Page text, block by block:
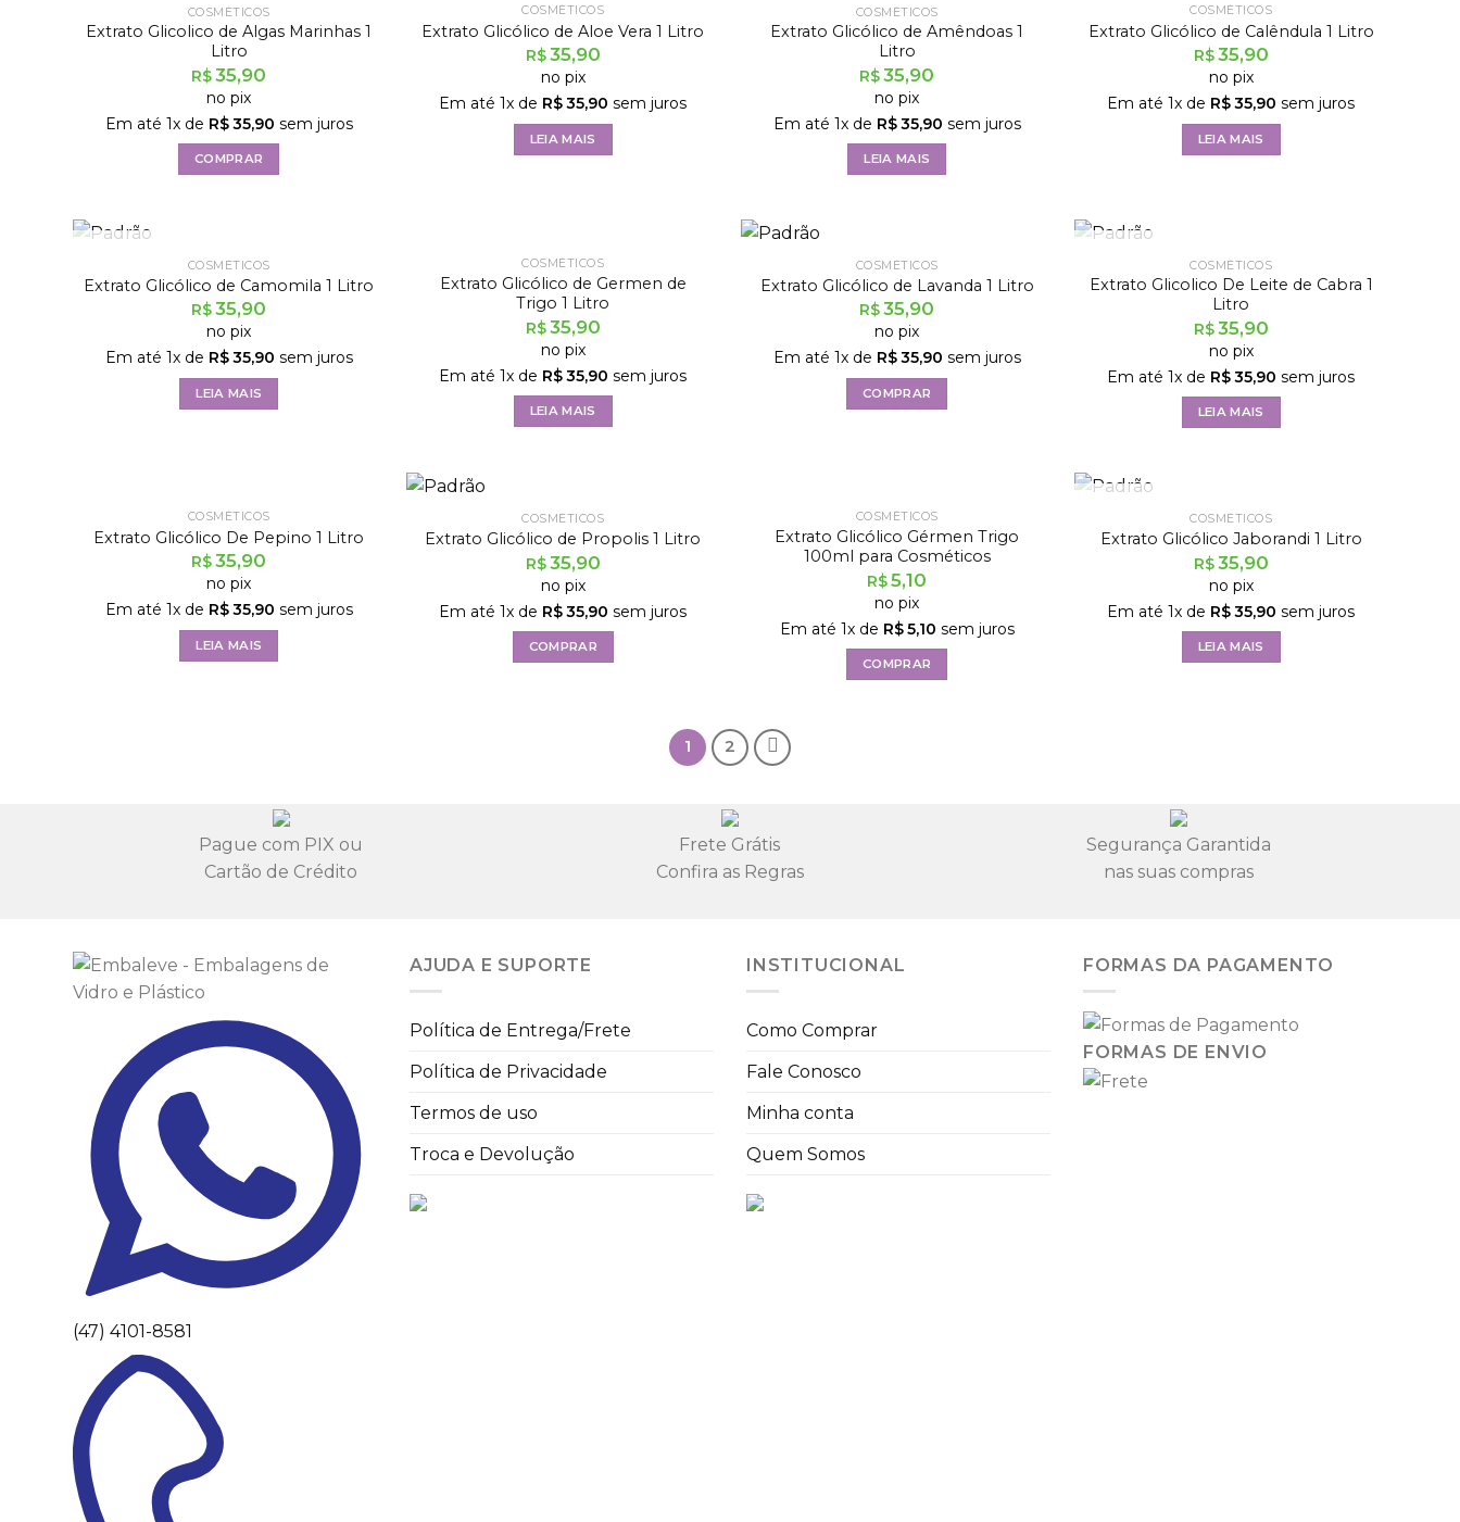
COSMÉTICOS
Extrato Glicolico de Algas Marinhas 1
Litro
R$35,90
no pix
Em até 1x de R$35,90 sem juros
COMPRAR
FORA DE ESTOQUE
COSMÉTICOS
Extrato Glicólico de Aloe Vera 1 Litro
R$35,90
no pix
Em até1x de R$35,90 sem juros
LEIA MAIS
FORA DE ESTOQUE
COSMÉTICOS
Extrato Glicólico de Amêndoas 1
Litro
R$35,90
no pix
Em até 1x de R$35,90 sem juros
LEIA MAIS
FORA DE ESTOQUE
COSMÉTICOS
Extrato Glicólico de Calêndula 1 Litro
R$35,90
no pix
Em até1x de R$35,90 sem juros
LEIA MAIS
FORA DE ESTOQUE
COSMÉTICOS
Extrato Glicólico de Camomila 1 Litro
R$35,90
no pix
Em até 1x de R$35,90 sem juros
LEIA MAIS
FORA DE ESTOQUE
COSMÉTICOS
Extrato Glicólico de Germen de
Trigo 1 Litro
R$35,90
no pix
Em até1x de R$35,90 sem juros
LEIA MAIS
COSMÉTICOS
Extrato Glicólico de Lavanda 1 Litro
R$35,90
no pix
Em até 1x de R$35,90 sem juros
COMPRAR
FORA DE ESTOQUE
COSMÉTICOS
Extrato Glicolico De Leite de Cabra 1
Litro
R$35,90
no pix
Em até1x de R$35,90 sem juros
LEIA MAIS
FORA DE ESTOQUE
COSMÉTICOS
Extrato Glicólico De Pepino 1 Litro
R$35,90
no pix
Em até 1x de R$35,90 sem juros
LEIA MAIS
COSMÉTICOS
Extrato Glicólico de Propolis 1 Litro
R$35,90
no pix
Em até1x de R$35,90 sem juros
COMPRAR
COSMÉTICOS
Extrato Glicólico Gérmen Trigo
100ml para Cosméticos
R$5,10
no pix
Em até 1x de R$5,10 sem juros
COMPRAR
FORA DE ESTOQUE
COSMÉTICOS
Extrato Glicólico Jaborandi 1 Litro
R$35,90
no pix
Em até1x de R$35,90 sem juros
LEIA MAIS
1 2
Pague com PIX ou
Cartão de Crédito
Frete Grátis
Confira as Regras
Segurança Garantida
nas suas compras
(47) 4101-8581
AJUDA E SUPORTE
Política de Entrega/Frete
Política de Privacidade
Termos de uso
Troca e Devolução
INSTITUCIONAL
Como Comprar
Fale Conosco
Minha conta
Quem Somos
FORMAS DA PAGAMENTO
FORMAS DE ENVIO